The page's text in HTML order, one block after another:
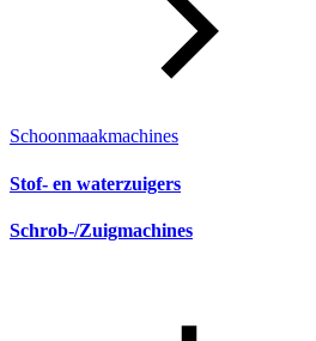
Schoonmaakmachines
Stof- en waterzuigers
Schrob-/Zuigmachines